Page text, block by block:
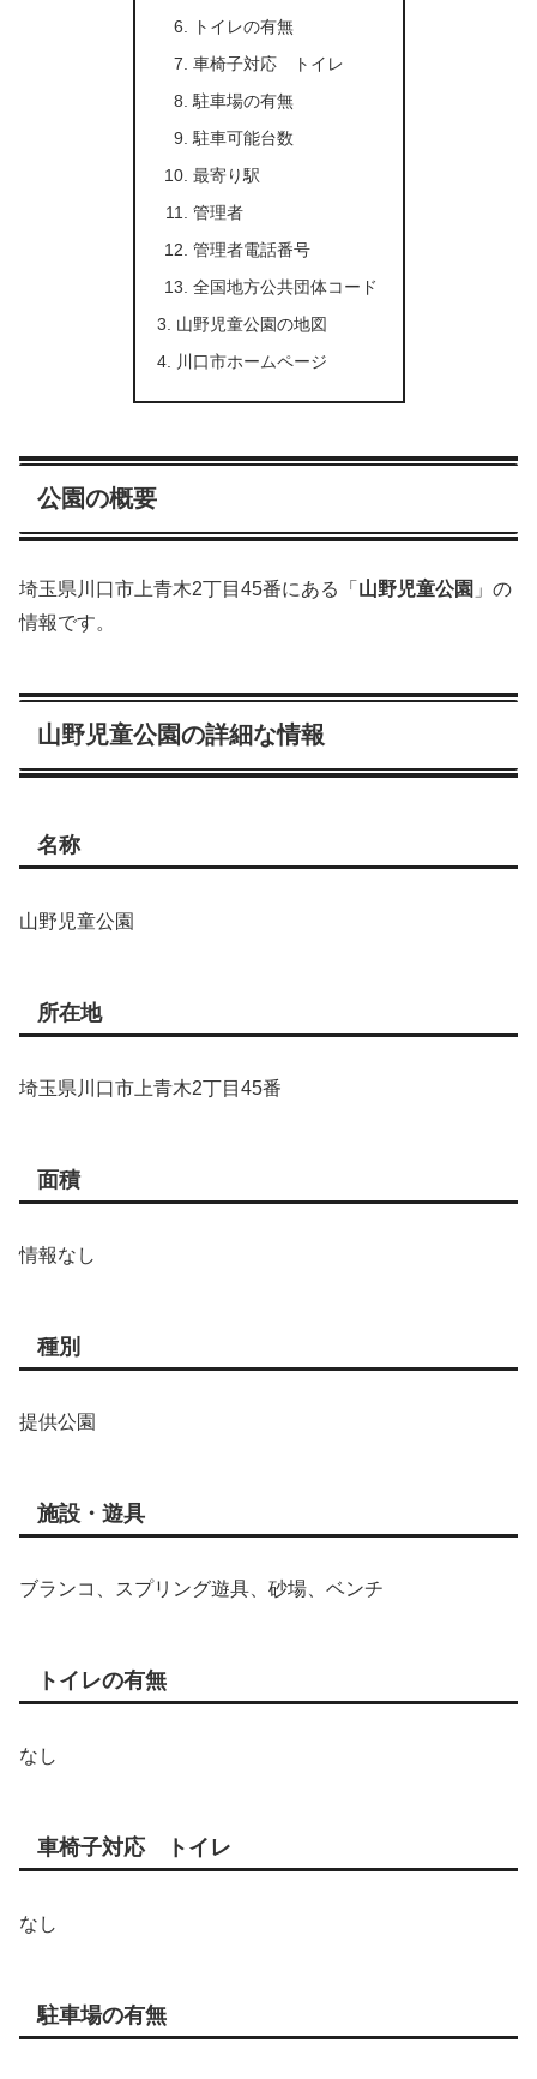
トイレの有無
車椅子対応 トイレ
駐車場の有無
駐車可能台数
最寄り駅
管理者
管理者電話番号
全国地方公共団体コード
山野児童公園の地図
川口市ホームページ
公園の概要
埼玉県川口市上青木2丁目45番にある「 山野児童公園 」の
情報です。
山野児童公園の詳細な情報
名称
山野児童公園
所在地
埼玉県川口市上青木2丁目45番
面積
情報なし
種別
提供公園
施設・遊具
ブランコ、スプリング遊具、砂場、ベンチ
トイレの有無
なし
車椅子対応 トイレ
なし
駐車場の有無